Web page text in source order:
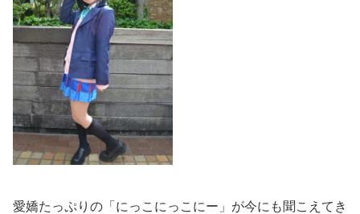
愛嬌たっぷりの「にっこにっこにー」が今にも聞こえてき